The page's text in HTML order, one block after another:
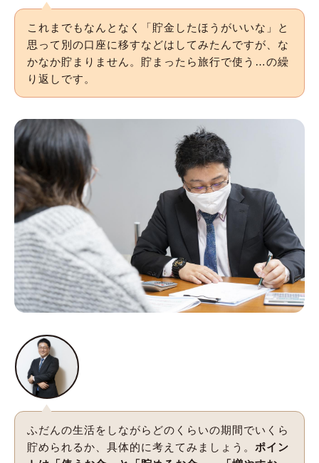
これまでもなんとなく「貯金したほうがいいな」と
思って別の口座に移すなどはしてみたんですが、な
かなか貯まりません。貯まったら旅行で使う…の繰
り返しです。
ふだんの生活をしながらどのくらいの期間でいくら
貯められるか、具体的に考えてみましょう。 ポイン